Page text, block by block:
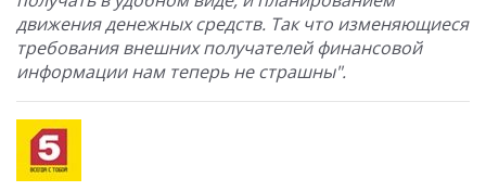
движения денежных средств. Так что изменяющиеся
требования внешних получателей финансовой
информации нам теперь не страшны".